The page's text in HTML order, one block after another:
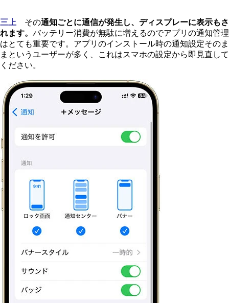
三上 その通知ごとに通信が発生し、ディスプレーに表示もさ
れます。 バッテリー消費が無駄に増えるのでアプリの通知管理
はとても重要です。アプリのインストール時の通知設定そのま
まというユーザーが多く、これはスマホの設定から即見直して
ください。